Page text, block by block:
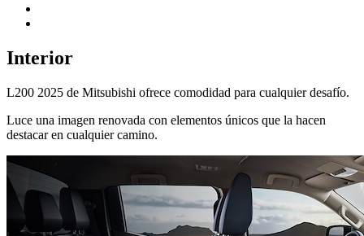
Interior
L200 2025 de Mitsubishi ofrece comodidad para cualquier desafío.
Luce una imagen renovada con elementos únicos que la hacen
destacar en cualquier camino.